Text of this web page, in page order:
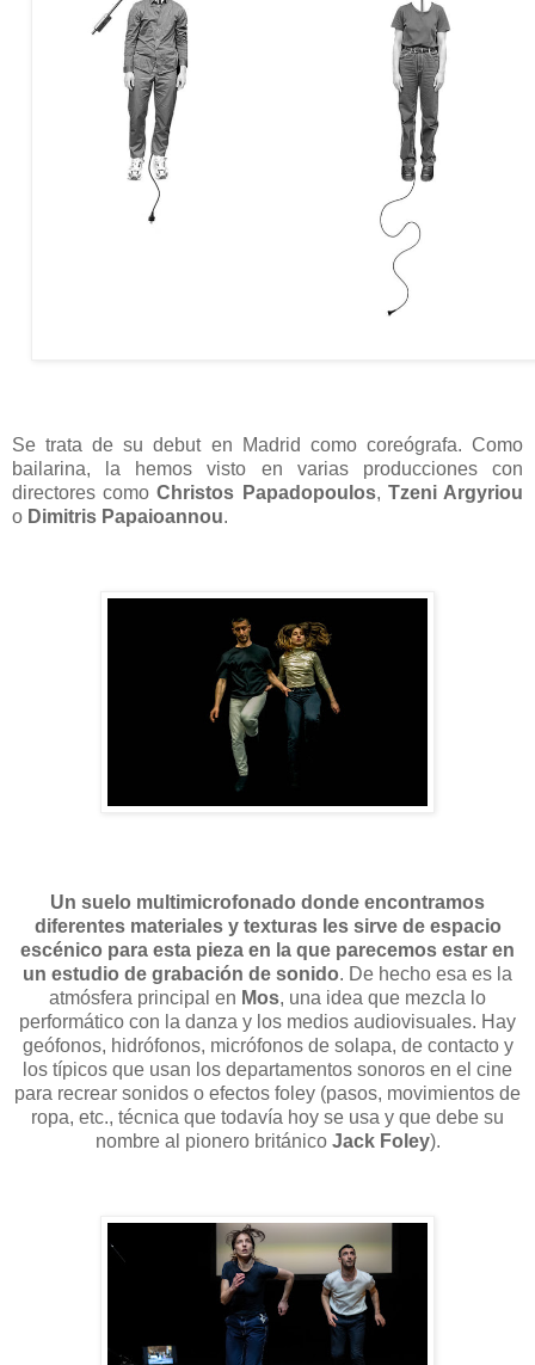
Se trata de su debut en Madrid como coreógrafa. Como
bailarina, la hemos visto en varias producciones con
directores comoChristos Papadopoulos, Tzeni Argyriou
o Dimitris Papaioannou.
Un suelo multimicrofonado donde encontramos
diferentes materiales y texturas les sirve de espacio
escénico para esta pieza en la que parecemos estar en
un estudio de grabación de sonido. De hecho esa es la
atmósfera principal en Mos, una idea que mezcla lo
performático con la danza y los medios audiovisuales. Hay
geófonos, hidrófonos, micrófonos de solapa, de contacto y
los típicos que usan los departamentos sonoros en el cine
para recrear sonidos o efectos foley (pasos, movimientos de
ropa, etc., técnica que todavía hoy se usa y que debe su
nombre al pionero británico Jack Foley).